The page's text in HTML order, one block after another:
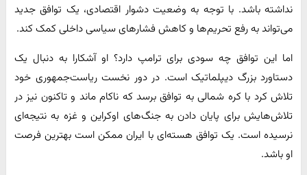
نداشته باشد. با توجه به وضعیت دشوار اقتصادی، یک توافق جدید
می‌تواند به رفع تحریم‌ها و کاهش فشارهای سیاسی داخلی کمک کند.
اما این توافق چه سودی برای ترامپ دارد؟ او آشکارا به دنبال یک
دستاورد بزرگ دیپلماتیک است. در دور نخست ریاست‌جمهوری خود
تلاش کرد با کره شمالی به توافق برسد که ناکام ماند و تاکنون نیز در
تلاش‌هایش برای پایان دادن به جنگ‌های اوکراین و غزه به نتیجه‌ای
نرسیده است. یک توافق هسته‌ای با ایران ممکن است بهترین فرصت
او باشد.